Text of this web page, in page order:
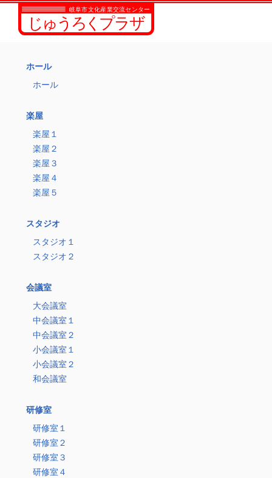
ホール
ホール
楽屋
楽屋１
楽屋２
楽屋３
楽屋４
楽屋５
スタジオ
スタジオ１
スタジオ２
会議室
大会議室
中会議室１
中会議室２
小会議室１
小会議室２
和会議室
研修室
研修室１
研修室２
研修室３
研修室４